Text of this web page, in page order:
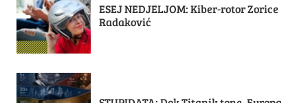
ESEJ NEDJELJOM: Kiber-rotor Zorice
Radaković